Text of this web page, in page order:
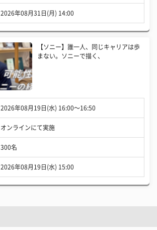
2026年08月31日(月) 14:00
【ソニー】誰一人、同じキャリアは歩
まない。ソニーで描く、
2026年08月19日(水) 16:00〜16:50
オンラインにて実施
300名
2026年08月19日(水) 15:00